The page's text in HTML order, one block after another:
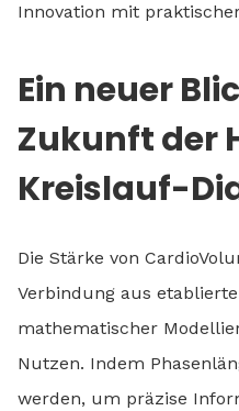
Innovation mit
Ein neuer
Zukunft der
Kreislauf-
Die Stärke von
Verbindung aus
mathematischer
Nutzen. Indem
werden, um präzise